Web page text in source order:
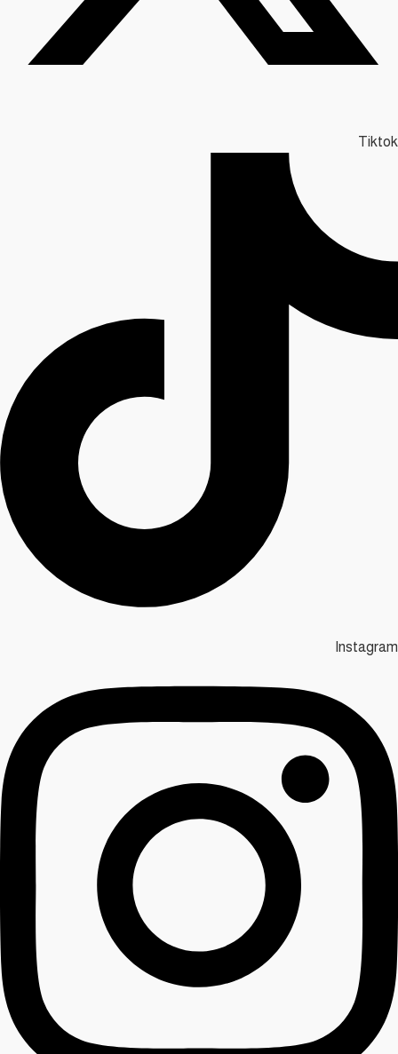
Tiktok
Instagram